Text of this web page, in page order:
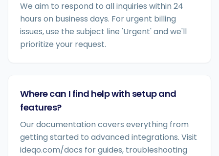
We aim to respond to all inquiries within 24
hours on business days. For urgent billing
issues, use the subject line 'Urgent' and we'll
prioritize your request.
Where can I find help with setup and
features?
Our documentation covers everything from
getting started to advanced integrations. Visit
ideqo.com/docs for guides, troubleshooting